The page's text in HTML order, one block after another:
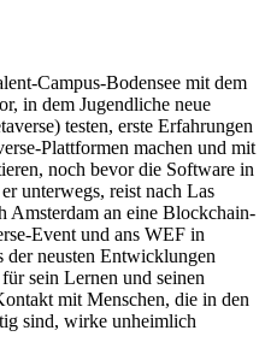
Campus-Bodensee mit dem
in dem Jugendliche neue
testen, erste Erfahrungen
Plattformen machen und mit
noch bevor die Software in
unterwegs, reist nach Las
Amsterdam an eine Blockchain-
Event und ans WEF in
der neusten Entwicklungen
sein Lernen und seinen
mit Menschen, die in den
sind, wirke unheimlich